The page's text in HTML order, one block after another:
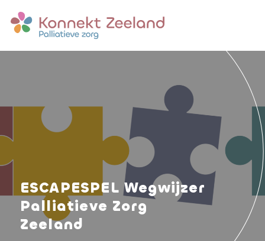
ESCAPESPEL Wegwijzer
Palliatieve Zorg
Zeeland